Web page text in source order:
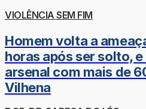
VIOLÊNCIA SEM FIM
Homem volta a
horas após ser solto,
arsenal com mais de
Vilhena